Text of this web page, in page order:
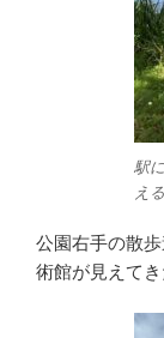
駅
え
公園右手の散
術館が見えてき